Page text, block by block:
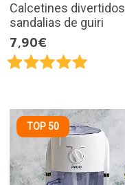
Calcetines divertidos
sandalias de guiri
7,90€
TOP 50